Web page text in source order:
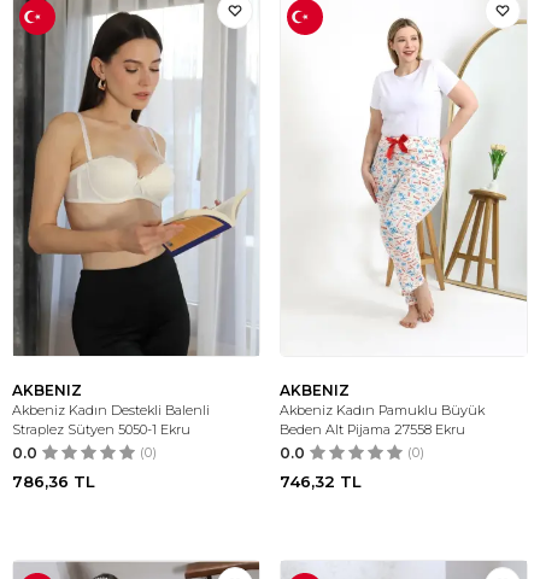
AKBENIZ
Akbeniz Kadın Destekli Balenli
Straplez Sütyen 5050-1 Ekru
0.0 (0)
786,36 TL
AKBENIZ
Akbeniz Kadın Pamuklu Büyük
Beden Alt Pijama 27558 Ekru
0.0 (0)
746,32 TL